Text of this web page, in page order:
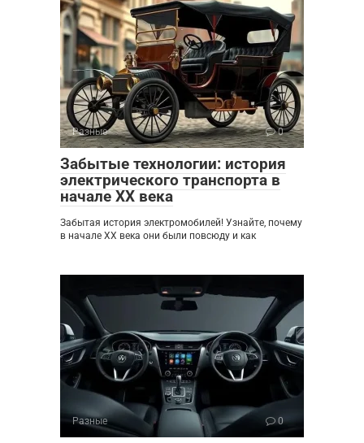
Разные 0
Забытые технологии: история
электрического транспорта в
начале XX века
Забытая история электромобилей! Узнайте, почему
в начале XX века они были повсюду и как
Разные 0